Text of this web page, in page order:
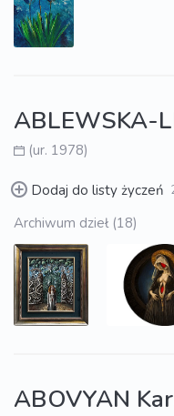
ABLEWSKA-
(ur. 1978)
Dodaj do listy życzeń
Archiwum dzieł (18)
ABOVYAN